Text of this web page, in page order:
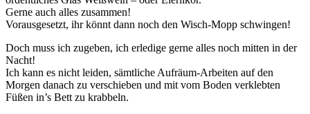
Gerne auch alles zusammen!
Vorausgesetzt, ihr könnt dann noch den Wisch-Mopp schwingen!
Doch muss ich zugeben, ich erledige gerne alles noch mitten in der
Nacht!
Ich kann es nicht leiden, sämtliche Aufräum-Arbeiten auf den
Morgen danach zu verschieben und mit vom Boden verklebten
Füßen in’s Bett zu krabbeln.